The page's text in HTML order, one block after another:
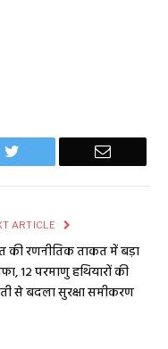
Twitter Email
ARTICLE
की रणनीतिक ताकत में बड़ा
12 परमाणु हथियारों की
से बदला सुरक्षा समीकरण